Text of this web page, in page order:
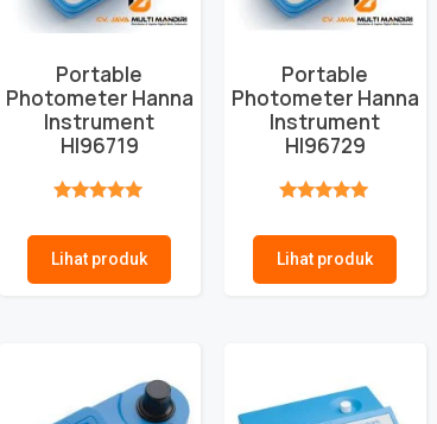
Portable
Photometer Hanna
Instrument
HI96719
Lihat produk
Portable
Photometer Hanna
Instrument
HI96729
Lihat produk